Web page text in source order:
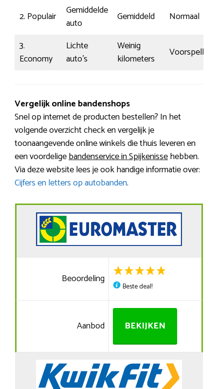
2. Populair
Gemiddelde
auto
Gemiddeld
Normaal
3.
Economy
Lichte
auto’s
Weinig
kilometers
Voorspelbaar
Vergelijk online bandenshops
Snel op internet de producten bestellen? In het
volgende overzicht check en vergelijk je
toonaangevende online winkels die thuis leveren en
een voordeligebandenservice in Spijkenissehebben.
Via deze website lees je ook handige informatie over:
Cijfers en letters op autobanden.
Beoordeling
Beste deal!
Aanbod BEKIJKEN